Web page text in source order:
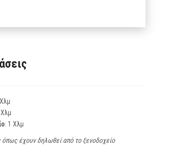
: 1 Χλμ
όπως έχουν δηλωθεί από το ξενοδοχείο